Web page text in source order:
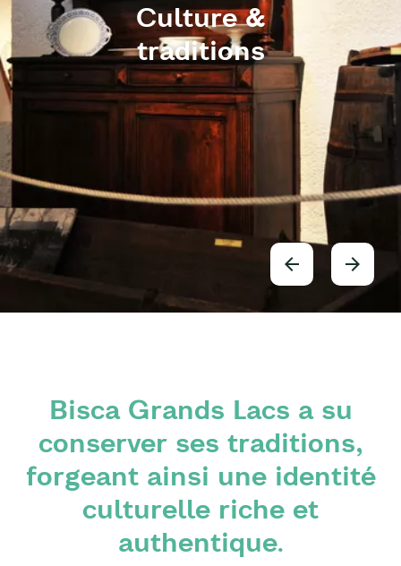
Culture &
traditions
Bisca Grands Lacs a su
conserver ses traditions,
forgeant ainsi une identité
culturelle riche et
authentique.